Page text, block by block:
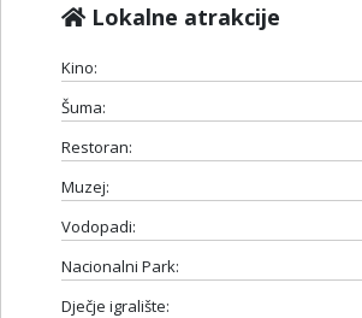
Lokalne atrakcije
Kino:
Šuma:
Restoran:
Muzej:
Vodopadi:
Nacionalni Park:
Dječje igralište: